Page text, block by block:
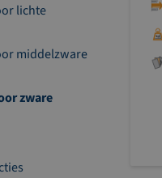
lichte
middelzware
zware